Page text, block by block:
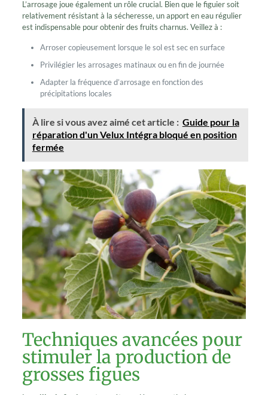
L’arrosage joue également un rôle crucial. Bien que le figuier soit
relativement résistant à la sécheresse, un apport en eau régulier
est indispensable pour obtenir des fruits charnus. Veillez à :
Arroser copieusement lorsque le sol est sec en surface
Privilégier les arrosages matinaux ou en fin de journée
Adapter la fréquence d’arrosage en fonction des
précipitations locales
À lire si vous avez aimé cet article : Guide pour la
réparation d'un Velux Intégra bloqué en position
fermée
Techniques avancées pour
stimuler la production de
grosses figues